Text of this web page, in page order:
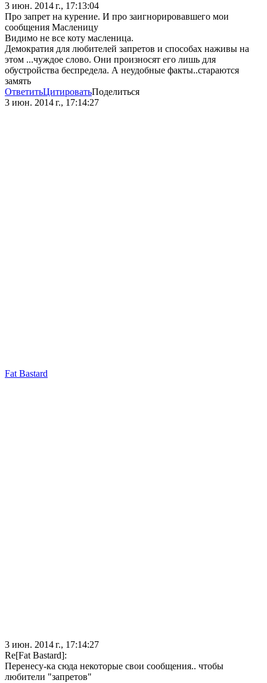
3 июн. 2014 г., 17:13:04
Про запрет на курение. И про заигнорировавшего мои
сообщения Масленицу
Видимо не все коту масленица.
Демократия для любителей запретов и способах наживы на
этом ...чуждое слово. Они произносят его лишь для
обустройства беспредела. А неудобные факты..стараются
замять
ОтветитьЦитироватьПоделиться
3 июн. 2014 г., 17:14:27
Fat Bastard
3 июн. 2014 г., 17:14:27
Re[Fat Bastard]:
Перенесу-ка сюда некоторые свои сообщения.. чтобы
любители "запретов"